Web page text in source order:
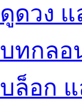
ดูดวง
บทกลอ
บล็อก